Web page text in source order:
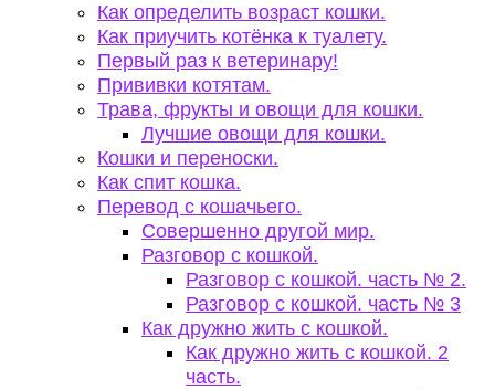
Как определить возраст кошки.
Как приучить котёнка к туалету.
Первый раз к ветеринару!
Прививки котятам.
Трава, фрукты и овощи для кошки.
Лучшие овощи для кошки.
Кошки и переноски.
Как спит кошка.
Перевод с кошачьего.
Совершенно другой мир.
Разговор с кошкой.
Разговор с кошкой. часть № 2.
Разговор с кошкой. часть № 3
Как дружно жить с кошкой.
Как дружно жить с кошкой. 2
часть.